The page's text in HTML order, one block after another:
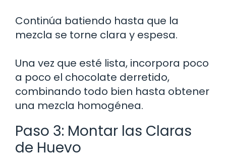
Continúa batiendo hasta que la
mezcla se torne clara y espesa.
Una vez que esté lista, incorpora poco
a poco el chocolate derretido,
combinando todo bien hasta obtener
una mezcla homogénea.
Paso 3: Montar las Claras
de Huevo